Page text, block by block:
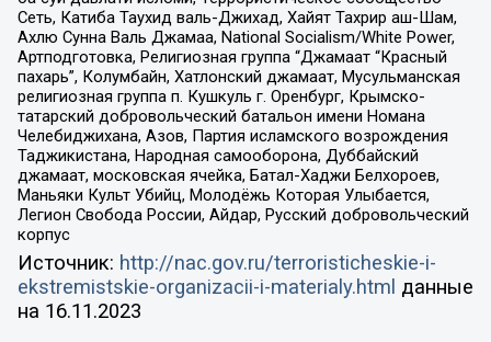
Сеть, Катиба Таухид валь-Джихад, Хайят Тахрир аш-Шам,
Ахлю Сунна Валь Джамаа, National Socialism/White Power,
Артподготовка, Религиозная группа “Джамаат “Красный
пахарь”, Колумбайн, Хатлонский джамаат, Мусульманская
религиозная группа п. Кушкуль г. Оренбург, Крымско-
татарский добровольческий батальон имени Номана
Челебиджихана, Азов, Партия исламского возрождения
Таджикистана, Народная самооборона, Дуббайский
джамаат, московская ячейка, Батал-Хаджи Белхороев,
Маньяки Культ Убийц, Молодёжь Которая Улыбается,
Легион Свобода России, Айдар, Русский добровольческий
корпус
Источник: http://nac.gov.ru/terroristicheskie-i-
ekstremistskie-organizacii-i-materialy.html данные
на 16.11.2023